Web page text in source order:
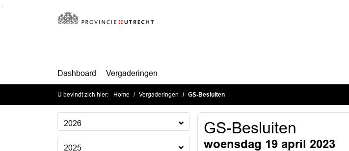
Ga naar de inhoud van deze pagina
Ga naar het zoeken
Ga naar het menu
Dashboard Vergaderingen
U bevindt zich hier: Home Vergaderingen GS-Besluiten
2026
2025
GS-Besluiten
woensdag 19 april 2023